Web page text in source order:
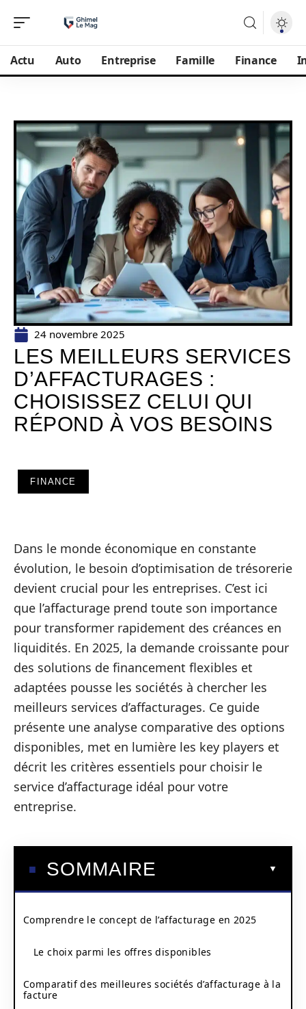
Actu Auto Entreprise Famille Finance
24 novembre 2025
LES MEILLEURS SERVICES
D’AFFACTURAGES :
CHOISISSEZ CELUI QUI
RÉPOND À VOS BESOINS
FINANCE
Dans le monde économique en constante
évolution, le besoin d’optimisation de trésorerie
devient crucial pour les entreprises. C’est ici
que l’affacturage prend toute son importance
pour transformer rapidement des créances en
liquidités. En 2025, la demande croissante pour
des solutions de financement flexibles et
adaptées pousse les sociétés à chercher les
meilleurs services d’affacturages. Ce guide
présente une analyse comparative des options
disponibles, met en lumière les key players et
décrit les critères essentiels pour choisir le
service d’affacturage idéal pour votre
entreprise.
SOMMAIRE
Comprendre le concept de l’affacturage en 2025
Le choix parmi les offres disponibles
Comparatif des meilleures sociétés d’affacturage à la
facture